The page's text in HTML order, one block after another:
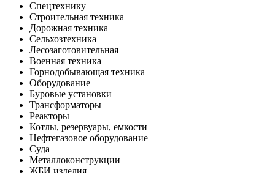
Спецтехнику
Строительная техника
Дорожная техника
Сельхозтехника
Лесозаготовительная
Военная техника
Горнодобывающая техника
Оборудование
Буровые установки
Трансформаторы
Реакторы
Котлы, резервуары, емкости
Нефтегазовое оборудование
Cуда
Металлоконструкции
ЖБИ изделия